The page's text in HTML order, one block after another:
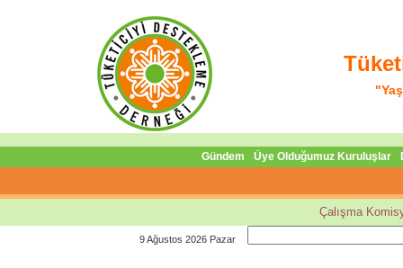
Gündem Üye Olduğumuz Kuruluşlar
Çalışma
9 Ağustos 2026 Pazar